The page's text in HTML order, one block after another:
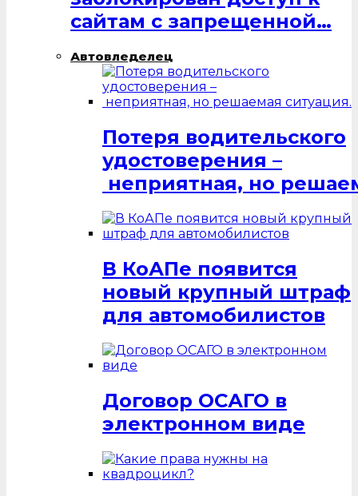
сайтам с запрещенной…
Автовледелец
Потеря водительского
удостоверения –
неприятная, но
В КоАПе появится
новый крупный штраф
для автомобилистов
Договор ОСАГО в
электронном виде